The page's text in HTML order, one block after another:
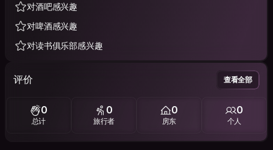
对酒吧感兴趣
对啤酒感兴趣
对读书俱乐部感兴趣
评价 查看全部
0
总计
0
旅行者
0
房东
0
个人